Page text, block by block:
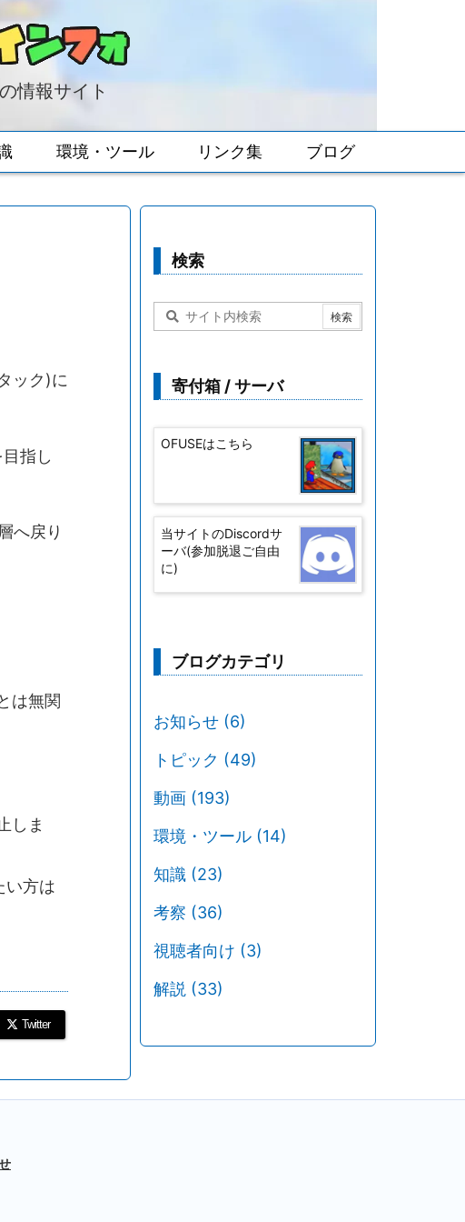
情報サイト
環境・ツール リンク集 ブログ
ック)に
指し
へ戻り
は無関
しま
い方は
Twitter
検索
寄付箱 / サーバ
OFUSEはこちら
当サイトのDiscordサ
ーバ(参加脱退ご自由
に)
ブログカテゴリ
お知らせ (6)
トピック (49)
動画 (193)
環境・ツール (14)
知識 (23)
考察 (36)
視聴者向け (3)
解説 (33)